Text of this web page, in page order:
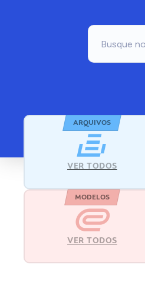
ARQUIVOS
VER TODOS
MODELOS
VER TODOS